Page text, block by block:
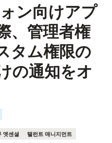
ン向けアプ
、管理者権
タム権限の
の通知をオ
엣센셜
탤런트 매니지먼트